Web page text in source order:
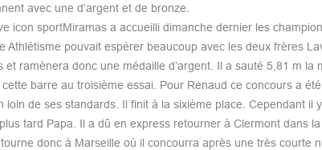
avec une d’argent et de bronze.
icon sportMiramas a accueilli dimanche dernier les
Athlétisme pouvait espérer beaucoup avec les deux frères
ramènera donc une médaille d’argent. Il a sauté 5,81 m
barre au troisième essai. Pour Renaud ce concours a
loin de ses standards. Il finit à la sixième place. Cependant il
tard Papa. Il a dû en express retourner à Clermont dans
donc à Marseille où il concourra après une très courte